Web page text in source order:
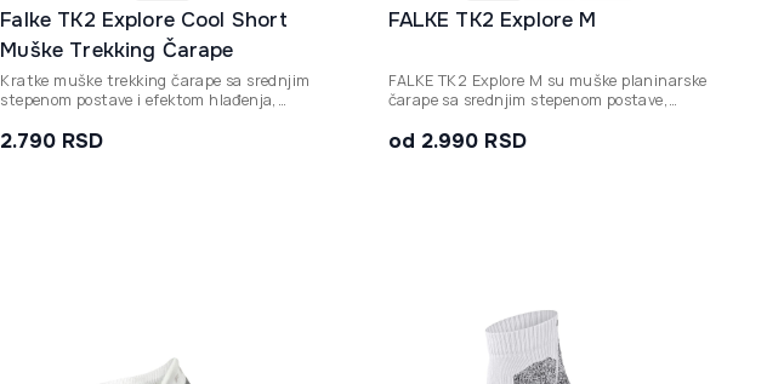
Falke TK2 Explore Cool Short
Muške Trekking Čarape
2.790 RSD
Kratke muške trekking čarape sa srednjim
stepenom postave i efektom hlađenja,
toplim danima.
FALKE TK2 Explore M
od 2.990 RSD
FALKE TK2 Explore M su muške planinarske
čarape sa srednjim stepenom postave,
termoregulaciju tokom pešačenja na